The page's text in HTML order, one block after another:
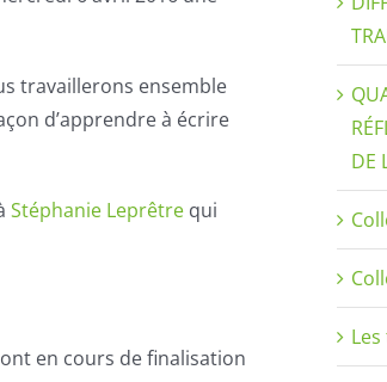
travaillerons ensemble
d’apprendre à écrire
Stéphanie Leprêtre qui
en cours de finalisation
DE